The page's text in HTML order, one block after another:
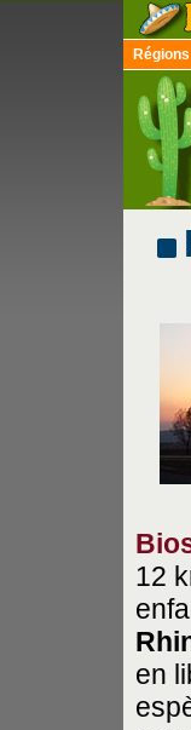
Régions
12
en